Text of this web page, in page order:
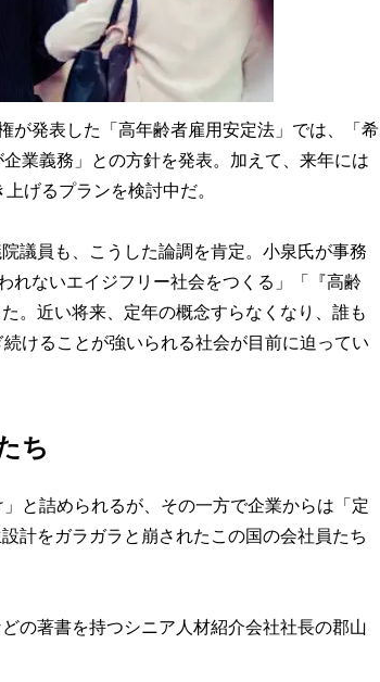
発表した「高年齢者雇用安定法」では、「希
業義務」との方針を発表。加えて、来年には
げるプランを検討中だ。
議員も、こうした論調を肯定。小泉氏が事務
れないエイジフリー社会をつくる」「『高齢
。近い将来、定年の概念すらなくなり、誰も
けることが強いられる社会が目前に迫ってい
ち
と詰められるが、その一方で企業からは「定
計をガラガラと崩されたこの国の会社員たち
の著書を持つシニア人材紹介会社社長の郡山